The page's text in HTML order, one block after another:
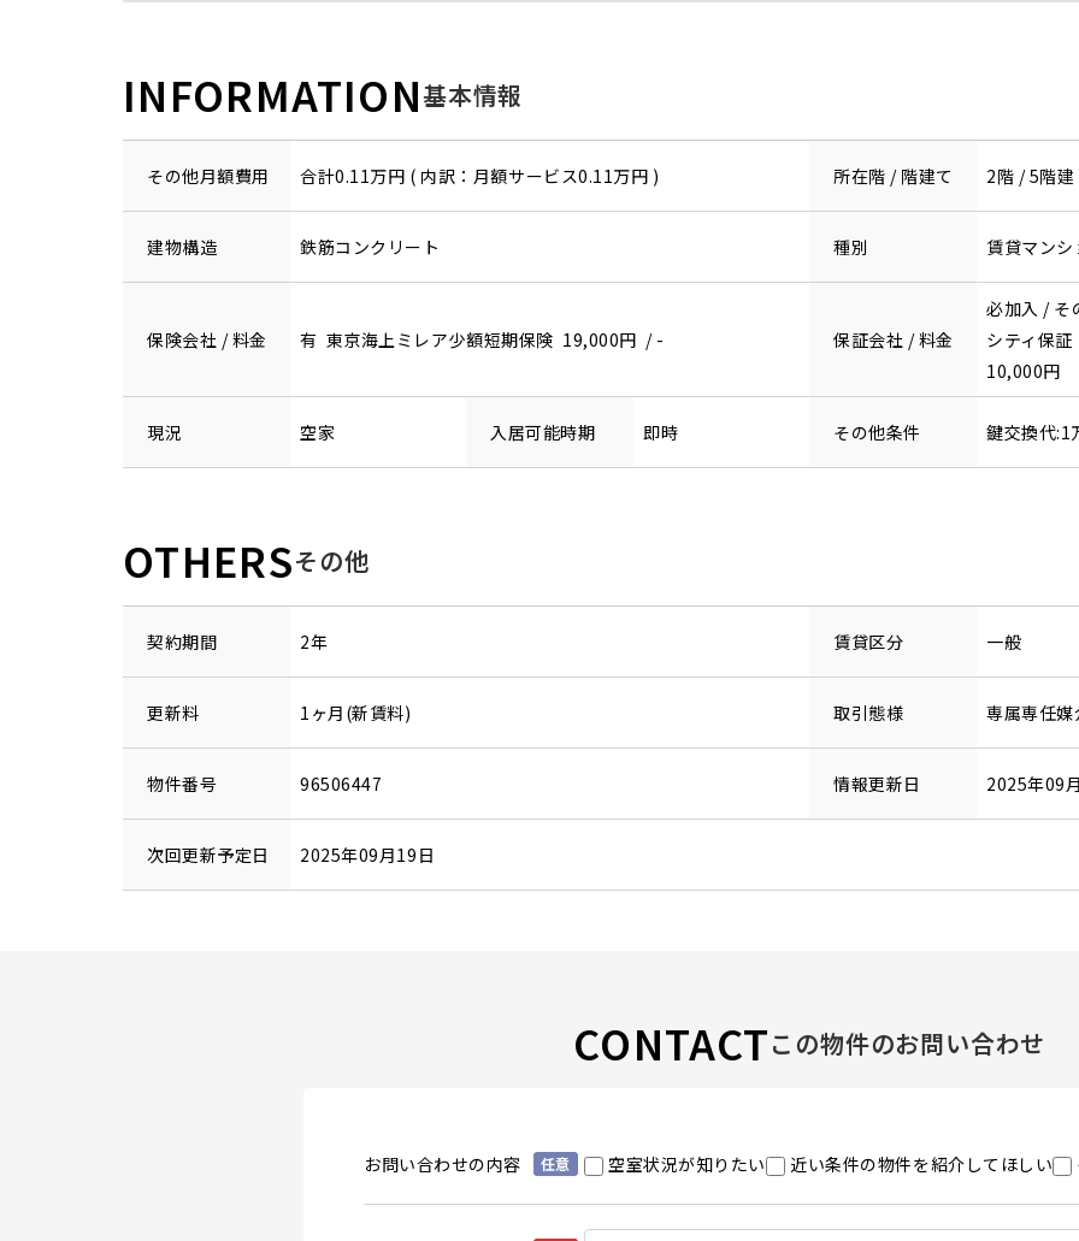
INFORMATION基本情報
その他月額費用 合計0.11万円 ( 内訳：月額サービス0.11万円 ) 所在階 / 階建て 2階 / 5階建
建物構造 鉄筋コンクリート 種別 賃貸マンシ
保険会社 / 料金 有 東京海上ミレア少額短期保険 19,000円 / - 保証会社 / 料金
必加入 / そ
シティ保
10,000円
現況 空家 入居可能時期 即時 その他条件 鍵交換代:1
OTHERSその他
契約期間 2年 賃貸区分 一般
更新料 1ヶ月(新賃料) 取引態様 専属専任媒
物件番号 96506447 情報更新日 2025年09
次回更新予定日 2025年09月19日
CONTACTこの物件のお問い合わせ
お問い合わせの内容 任意 空室状況が知りたい 近い条件の物件を紹介してほしい